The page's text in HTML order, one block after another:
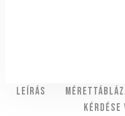
Leírás
Kérdése